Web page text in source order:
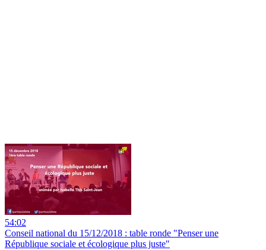
54:02
Conseil national du 15/12/2018 : table ronde "Penser une
République sociale et écologique plus juste"